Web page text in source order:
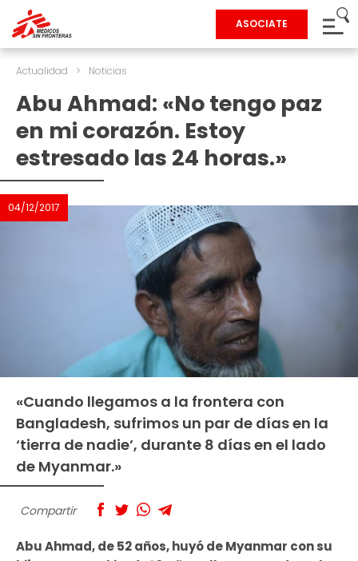
ASOCIATE
Actualidad > Noticias
Abu Ahmad: «No tengo paz
en mi corazón. Estoy
estresado las 24 horas.»
04/12/2017
«Cuando llegamos a la frontera con
Bangladesh, sufrimos un par de días en la
‘tierra de nadie’, durante 8 días en el lado
de Myanmar.»
Compartir
Abu Ahmad, de 52 años, huyó de Myanmar con su